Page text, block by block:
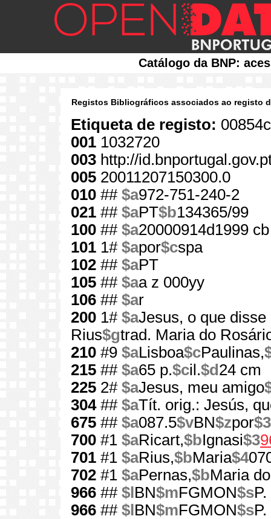
Catálogo da BNP:
Registos Bibliográficos associados ao registo
Etiqueta de registo:
001 1032720
003 http://
005 20011207150300.0
010 ## $a972-751-240-2
021 ## $aPT$b134365/99
100 ## $a20000914d1999
101 1# $apor$cspa
102 ## $aPT
105 ## $aa z 000yy
106 ## $ar
200 1# $aJesus, o que disse
Rius$gtrad. Maria do
210 #9 $aLisboa$cPaulinas,
215 ## $a65 p.$cil.$d 24 cm
225 2# $aJesus, meu amigo
304## $aTít. orig.: Jesús,
675 ## $a087.5$vBN$zpor$3
700 #1 $aRicart,$bIgnasi$3
701 #1 $aRius,$bMaria$4
702 #1 $aPernas,$bMaria
966 ## $l BN$mFGMON$s
966 ## $l BN$mFGMON$s